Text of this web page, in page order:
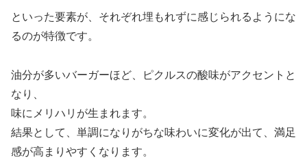
といった要素が、それぞれ埋もれずに感じられるようにな
るのが特徴です。
油分が多いバーガーほど、ピクルスの酸味がアクセントと
なり、
味にメリハリが生まれます。
結果として、単調になりがちな味わいに変化が出て、満足
感が高まりやすくなります。